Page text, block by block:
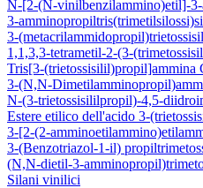
N-[2-(N-vinilbenzilammino)etil]-
3-
3-
1,1,3,3-tetrametil-2-(3-
Tris[3-(trietossisilil)propil]ammina
3-(N,N-
N-(3-trietossisililpropil)-4,5-
Estere etilico dell'acido 3-
3-[2-(2-
3-(Benzotriazol-1-il)
(N,N-dietil-3-
Silani vinilici